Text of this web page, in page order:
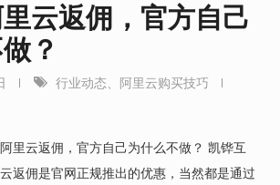
云返佣，官方自己
？
行业动态、 阿里云购买技巧
里云返佣，官方自己为什么不做？ 凯铧互
返佣是官网正规推出的优惠，当然都是通过